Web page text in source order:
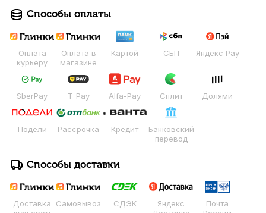
Способы оплаты
Оплата
курьеру
Оплата в
магазине
Картой СБП Яндекс Pay
SberPay T-Pay Alfa-Pay Сплит Долями
Подели Рассрочка Кредит
Банковский
перевод
Способы доставки
Доставка
Самовывоз СДЭК
Яндекс
Почта